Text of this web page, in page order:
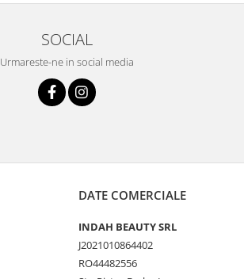
SOCIAL
Urmareste-ne in social media
DATE COMERCIALE
INDAH BEAUTY SRL
J2021010864402
RO44482556